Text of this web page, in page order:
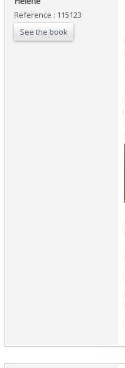
Reference : 115123
See the book